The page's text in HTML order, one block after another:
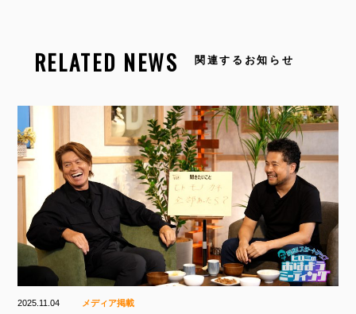
RELATED NEWS 関連するお知らせ
2025.11.04 メディア掲載